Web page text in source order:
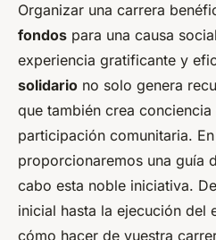
Organizar una carrera
fondos para una causa
experiencia gratificante y
solidario no solo genera
que también crea
participación comunitaria.
proporcionaremos una guía
cabo esta noble iniciativa.
inicial hasta la ejecución del
cómo hacer de vuestra